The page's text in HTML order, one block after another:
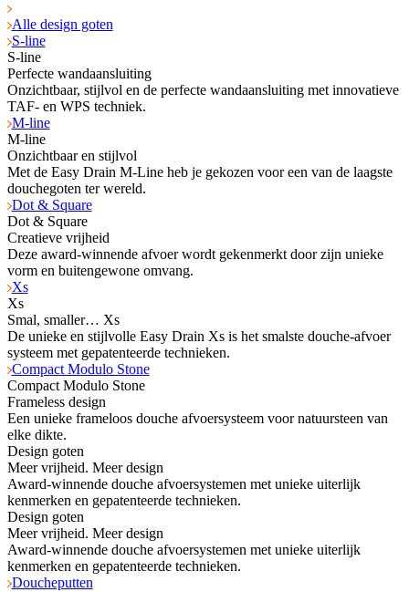
Alle design goten
S-line
S-line
Perfecte wandaansluiting
Onzichtbaar, stijlvol en de perfecte wandaansluiting met innovatieve
TAF- en WPS tech­niek.
M-line
M-line
Onzichtbaar en stijlvol
Met de Easy Drain M-Line heb je gekozen voor een van de laagste
douchegoten ter wereld.
Dot & Square
Dot & Square
Creatieve vrijheid
Deze award-winnende afvoer wordt gekenmerkt door zijn unieke
vorm en buitengewone omvang.
Xs
Xs
Smal, smaller… Xs
De unieke en stijlvolle Easy Drain Xs is het smalste douche-afvoer
systeem met gepatenteerde technieken.
Compact Modulo Stone
Compact Modulo Stone
Frameless design
Een unieke frameloos douche afvoersysteem voor natuursteen van
elke dikte.
Design goten
Meer vrijheid. Meer design
Award-winnende douche afvoersystemen met unieke uiterlijk
kenmerken en gepatenteerde technieken.
Design goten
Meer vrijheid. Meer design
Award-winnende douche afvoersystemen met unieke uiterlijk
kenmerken en gepatenteerde technieken.
Doucheputten